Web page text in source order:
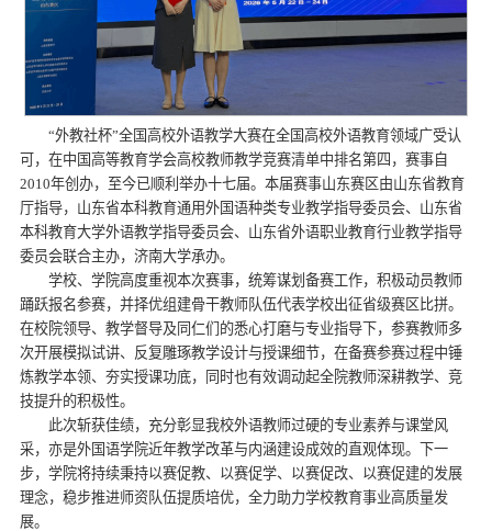
“外教社杯”全国高校外语教学大赛在全国高校外语教育领域广受认
可，在中国高等教育学会高校教师教学竞赛清单中排名第四，赛事自
2010年创办，至今已顺利举办十七届。本届赛事山东赛区由山东省教育
厅指导，山东省本科教育通用外国语种类专业教学指导委员会、山东省
本科教育大学外语教学指导委员会、山东省外语职业教育行业教学指导
委员会联合主办，济南大学承办。
学校、学院高度重视本次赛事，统筹谋划备赛工作，积极动员教师
踊跃报名参赛，并择优组建骨干教师队伍代表学校出征省级赛区比拼。
在校院领导、教学督导及同仁们的悉心打磨与专业指导下，参赛教师多
次开展模拟试讲、反复雕琢教学设计与授课细节，在备赛参赛过程中锤
炼教学本领、夯实授课功底，同时也有效调动起全院教师深耕教学、竞
技提升的积极性。
此次斩获佳绩，充分彰显我校外语教师过硬的专业素养与课堂风
采，亦是外国语学院近年教学改革与内涵建设成效的直观体现。下一
步，学院将持续秉持以赛促教、以赛促学、以赛促改、以赛促建的发展
理念，稳步推进师资队伍提质培优，全力助力学校教育事业高质量发
展。